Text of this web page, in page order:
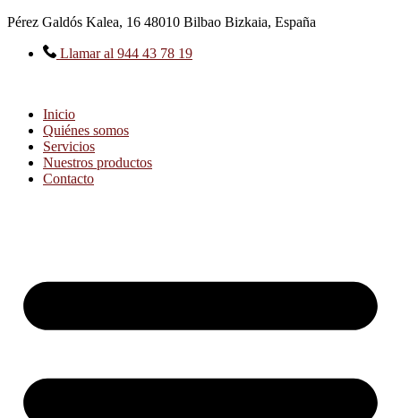
Ir
contenido
Pérez Galdós Kalea, 16 48010 Bilbao Bizkaia, España
Llamar al 944 43 78 19
Inicio
Quiénes somos
Servicios
Nuestros productos
Contacto